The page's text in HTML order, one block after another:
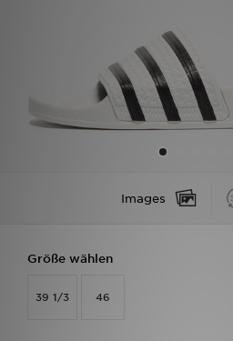
Images
Größe wählen
39 1/3 46
JD Exklusives
Geschenkkarte
Filialfinder